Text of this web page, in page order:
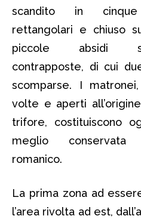
scandito in
rettangolari e chiuso
piccole absidi
contrapposte, di cui
scomparse. I
volte e aperti
trifore, costituiscono
meglio conservata
romanico.
La prima zona ad
l’area rivolta ad est,